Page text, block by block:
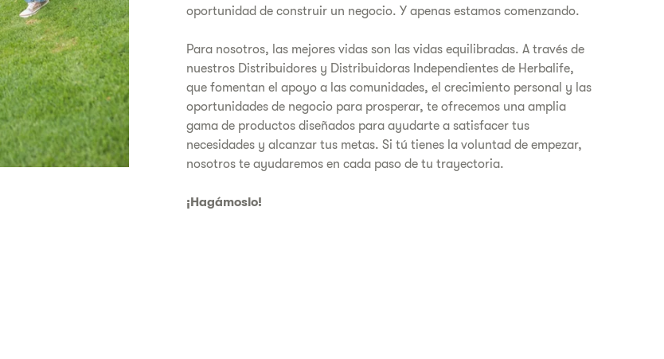
oportunidad de construir un negocio. Y apenas estamos comenzando.
Para nosotros, las mejores vidas son las vidas equilibradas. A través de
nuestros Distribuidores y Distribuidoras Independientes de Herbalife,
que fomentan el apoyo a las comunidades, el crecimiento personal y las
oportunidades de negocio para prosperar, te ofrecemos una amplia
gama de productos diseñados para ayudarte a satisfacer tus
necesidades y alcanzar tus metas. Si tú tienes la voluntad de empezar,
nosotros te ayudaremos en cada paso de tu trayectoria.
¡Hagámoslo!